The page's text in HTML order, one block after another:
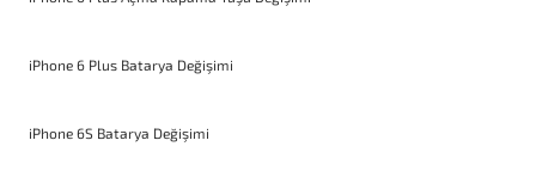
iPhone 6 Plus Batarya Değişimi
iPhone 6S Batarya Değişimi